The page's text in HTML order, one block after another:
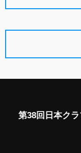
第38回日本ク